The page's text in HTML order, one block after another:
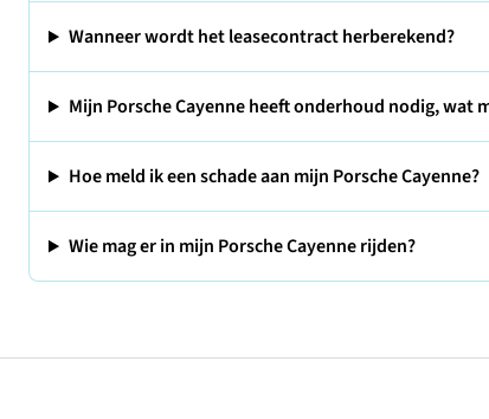
Wanneer wordt het leasecontract herberekend?
Mijn Porsche Cayenne heeft onderhoud nodig, wat
Hoe meld ik een schade aan mijn Porsche Cayenne?
Wie mag er in mijn Porsche Cayenne rijden?